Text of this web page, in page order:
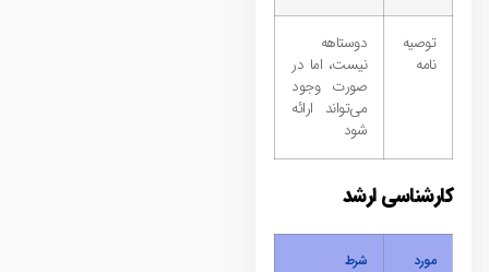
توصیه
نامه
دوستاهه
نیست، اما در
صورت وجود
می‌تواند ارائه
شود
کارشناسی ارشد
مورد شرط